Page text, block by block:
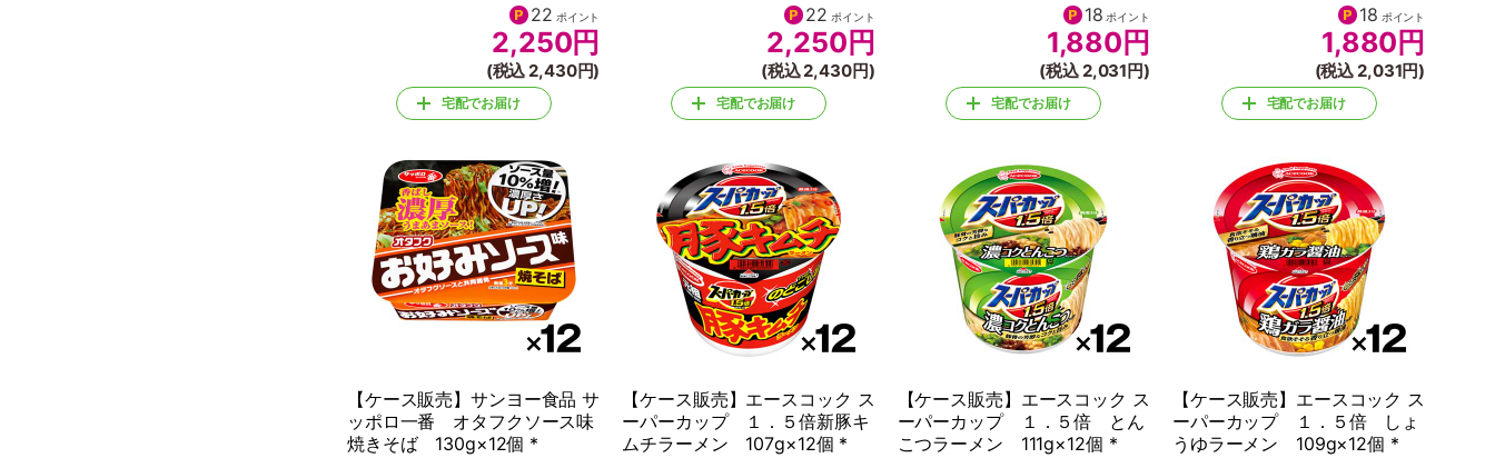
22 ポイント
2,250円
(税込 2,430円)
宅配でお届け
22 ポイント
2,250 円
(税込 2,430円)
宅配でお届け
18 ポイント
1,880 円
(税込 2,031円)
宅配でお届け
18 ポイント
1,880 円
(税込 2,031円)
宅配でお届け
【ケース販売】サンヨー食品 サ
ッポロ一番 オタフクソース味
焼きそば 130g×12個 *
【ケース販売】エースコック ス
ーパーカップ １．５倍新豚キ
ムチラーメン 107g×12個 *
【ケース販売】エースコック ス
ーパーカップ １．５倍 とん
こつラーメン 111g×12個 *
【ケース販売】エースコック ス
ーパーカップ １．５倍 しょ
うゆラーメン 109g×12個 *